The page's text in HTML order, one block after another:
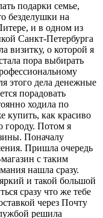
подарки семье,
безделушки на
и в одном из
Санкт-Петербурга
визитку, о которой я
пора выбирать
этого дела денежные
порадовать
ходила по
купить, как красиво
городу. Потом я
Поначалу
Пришла очередь
с таким
нашла сразу.
и такой большой
сразу что же тебе
через Почту
решила